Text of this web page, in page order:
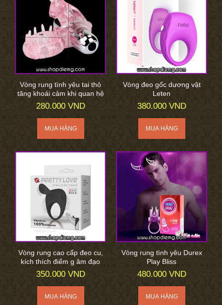
Vòng rung tình yêu tai thỏ
tăng khoái cảm khi quan hệ
280.000 VND
Vòng đeo gốc dương vật
Leten
380.000 VND
Vòng rung cao cấp đeo cu,
kích thích điểm g âm đạo
350.000 VND
Vòng rung tình yêu Durex
Play Bliss
480.000 VND